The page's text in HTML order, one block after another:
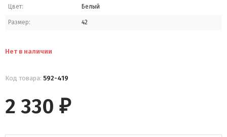
Цвет: Белый
Размер: 42
Нет в наличии
Код товара: 592-419
2 330 ₽